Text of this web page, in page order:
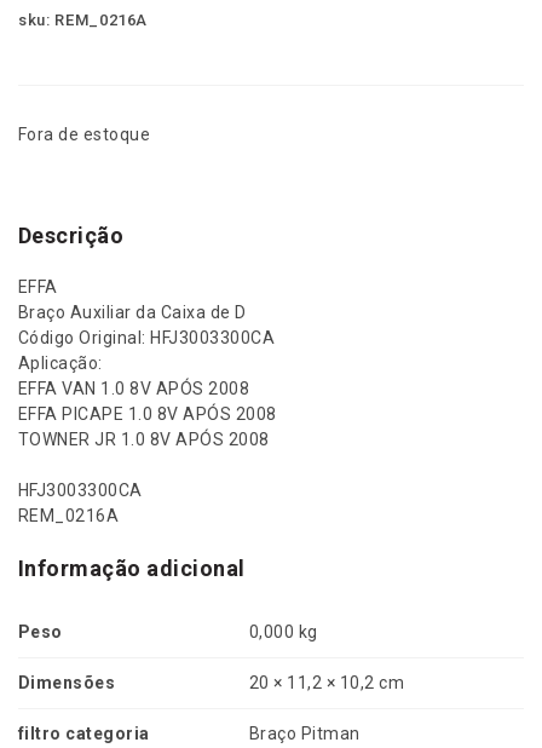
sku: REM_0216A
Fora de estoque
Descrição
EFFA
Braço Auxiliar da Caixa de D
Código Original: HFJ3003300CA
Aplicação:
EFFA VAN 1.0 8V APÓS 2008
EFFA PICAPE 1.0 8V APÓS 2008
TOWNER JR 1.0 8V APÓS 2008
HFJ3003300CA
REM_0216A
Informação adicional
Peso 0,000 kg
Dimensões 20 × 11,2 × 10,2 cm
filtro categoria Braço Pitman